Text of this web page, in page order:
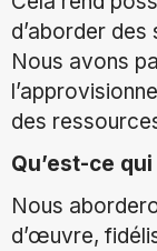
d’aborder
Nous avons
des
Qu’est-ce
Nous
d’œuvre,